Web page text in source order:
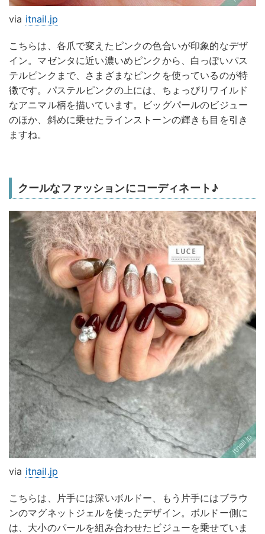
via itnail.jp
こちらは、各爪で変えたピンクの色合いが印象的なデザ
イン。マゼンタに近い濃いめピンクから、白っぽいパス
テルピンクまで、さまざまなピンクを使っているのが特
徴です。パステルピンクの上には、ちょっぴりワイルド
なアニマル柄を描いています。ビッグパールのビジュー
のほか、斜めに乗せたラインストーンの輝きも目を引き
ますね。
クールなファッションにコーディネート♪
via itnail.jp
こちらは、片手には深いボルドー、もう片手にはブラウ
ンのマグネットジェルを使ったデザイン。ボルドー側に
は、大小のパールを組み合わせたビジューを乗せていま